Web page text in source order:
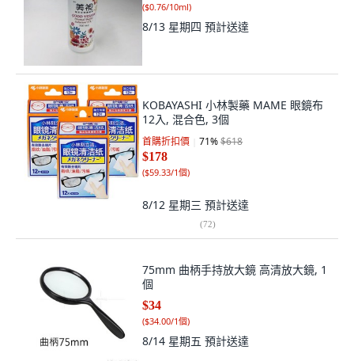
($0.76/10ml)
8/13 星期四 預計送達
KOBAYASHI 小林製藥 MAME 眼鏡布
12入, 混合色, 3個
首購折扣價 71%$618
$178
($59.33/1個)
8/12 星期三 預計送達
(72)
75mm 曲柄手持放大鏡 高清放大鏡, 1
個
$34
($34.00/1個)
8/14 星期五 預計送達